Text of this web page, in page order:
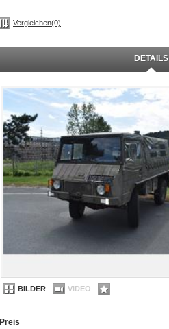
Vergleichen(0)
DETAILS
BILDER VIDEO
Preis